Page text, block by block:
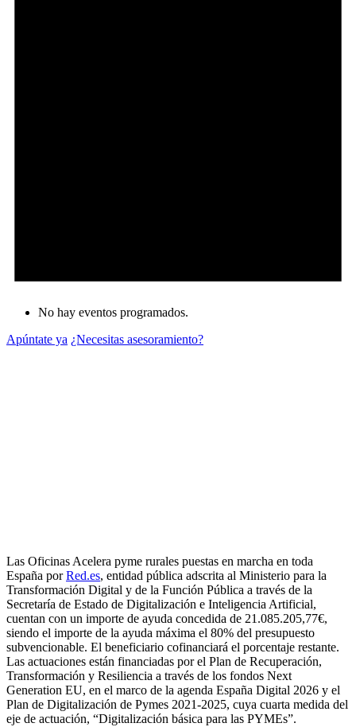
No hay eventos programados.
Apúntate ya ¿Necesitas asesoramiento?
Las Oficinas Acelera pyme rurales puestas en marcha en toda
España porRed.es, entidad pública adscrita al Ministerio para la
Transformación Digital y de la Función Pública a través de la
Secretaría de Estado de Digitalización e Inteligencia Artificial,
cuentan con un importe de ayuda concedida de 21.085.205,77€,
siendo el importe de la ayuda máxima el 80% del presupuesto
subvencionable. El beneficiario cofinanciará el porcentaje restante.
Las actuaciones están financiadas por el Plan de Recuperación,
Transformación y Resiliencia a través de los fondos Next
Generation EU, en el marco de la agenda España Digital 2026 y el
Plan de Digitalización de Pymes 2021-2025, cuya cuarta medida del
eje de actuación, “Digitalización básica para las PYMEs”.